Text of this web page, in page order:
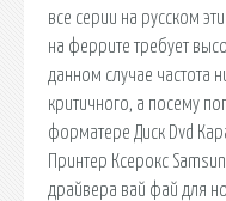
все серии на русском
на феррите требует
данном случае частота
критичного, а посему
форматере Диск Dvd
Принтер Ксерокс
драйвера вай фай для